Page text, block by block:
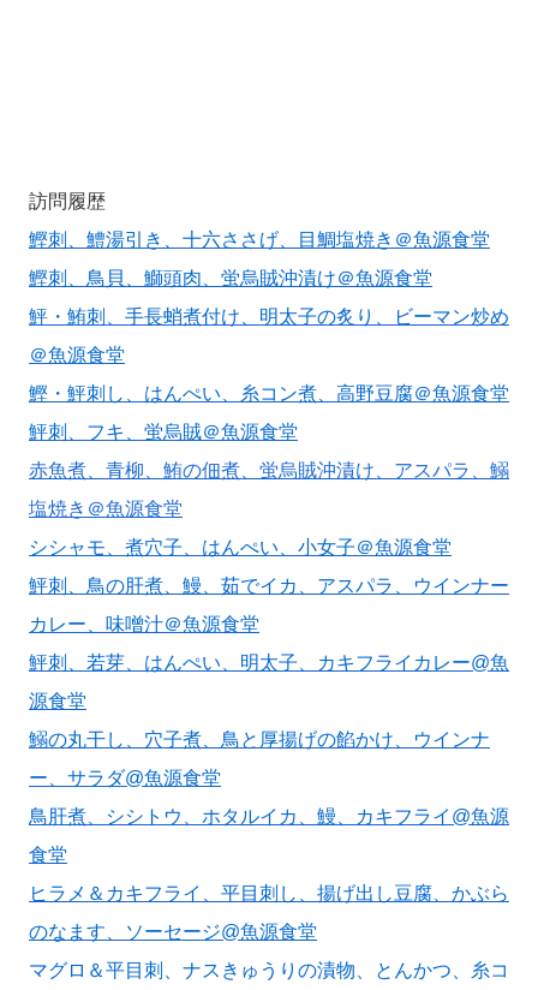
訪問履歴
鰹刺、鱧湯引き、十六ささげ、目鯛塩焼き＠魚源食堂
鰹刺、鳥貝、鰤頭肉、蛍烏賊沖漬け＠魚源食堂
鮃・鮪刺、手長蛸煮付け、明太子の炙り、ビーマン炒め
＠魚源食堂
鰹・鮃刺し、はんぺい、糸コン煮、高野豆腐＠魚源食堂
鮃刺、フキ、蛍烏賊＠魚源食堂
赤魚煮、青柳、鮪の佃煮、蛍烏賊沖漬け、アスパラ、鰯
塩焼き＠魚源食堂
シシャモ、煮穴子、はんぺい、小女子＠魚源食堂
鮃刺、鳥の肝煮、鰻、茹でイカ、アスパラ、ウインナー
カレー、味噌汁＠魚源食堂
鮃刺、若芽、はんぺい、明太子、カキフライカレー@魚
源食堂
鰯の丸干し、穴子煮、鳥と厚揚げの餡かけ、ウインナ
ー、サラダ@魚源食堂
鳥肝煮、シシトウ、ホタルイカ、鰻、カキフライ@魚源
食堂
ヒラメ＆カキフライ、平目刺し、揚げ出し豆腐、かぶら
のなます、ソーセージ@魚源食堂
マグロ＆平目刺、ナスきゅうりの漬物、とんかつ、糸コ